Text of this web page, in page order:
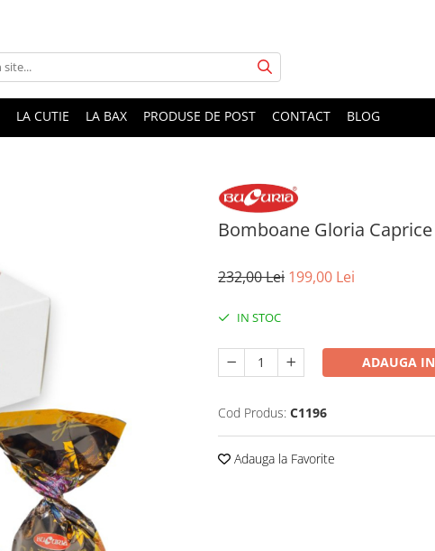
LA CUTIE LA BAX PRODUSE DE POST CONTACT BLOG
Bomboane Gloria Caprice
232,00 Lei 199,00 Lei
IN STOC
ADAUGA
Cod Produs: C1196
Adauga la Favorite